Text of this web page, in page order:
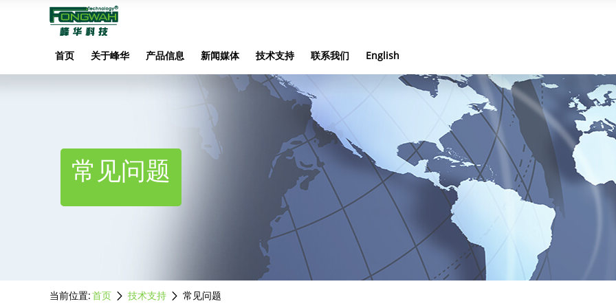
首页 关于峰华 产品信息 新闻媒体 技术支持 联系我们 English
常见问题
当前位置:首页 技术支持 常见问题